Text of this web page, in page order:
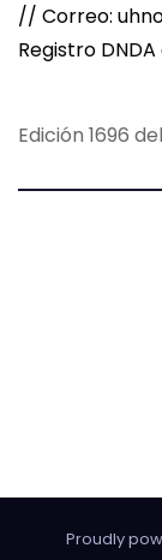
// Correo:
Registro
Edición 1696
Proudly